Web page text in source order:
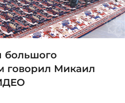
большого
говорил Микаил